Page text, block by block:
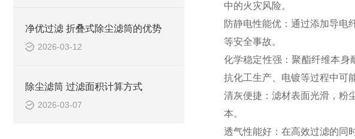
净优过滤 折叠式除尘滤筒的优势
2026-03-12
除尘滤筒 过滤面积计算方式
2026-03-07
中的火灾风险。
防静电性能优：通过添加导电
等安全事故。
化学稳定性强：聚酯纤维本身
抗化工生产、电镀等过程中可
清灰便捷：滤材表面光滑，粉
本。
透气性能好：在高效过滤的同